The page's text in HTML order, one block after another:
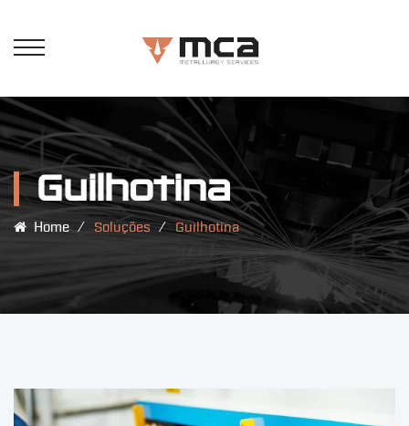
Guilhotina
Home ⁄ Soluções ⁄ Guilhotina